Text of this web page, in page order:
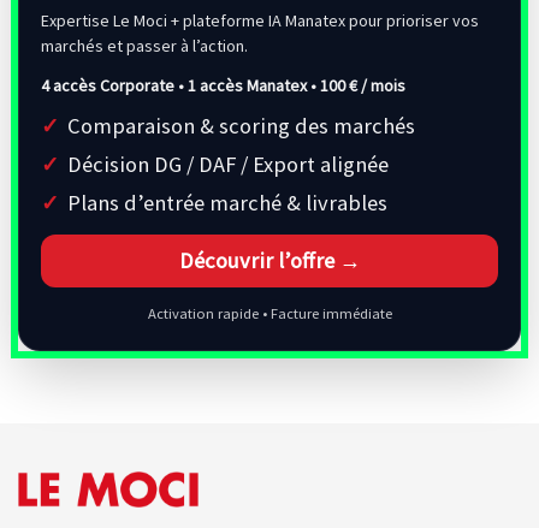
Expertise Le Moci + plateforme IA Manatex pour prioriser vos
marchés et passer à l’action.
4 accès Corporate • 1 accès Manatex •100 € / mois
Comparaison & scoring des marchés
Décision DG / DAF / Export alignée
Plans d’entrée marché & livrables
Découvrir l’offre →
Activation rapide • Facture immédiate